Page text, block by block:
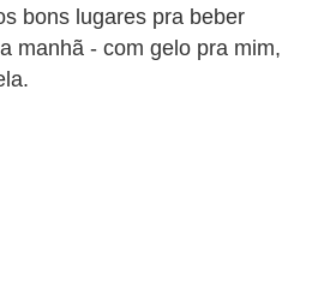
bons lugares pra beber
manhã - com gelo pra mim,